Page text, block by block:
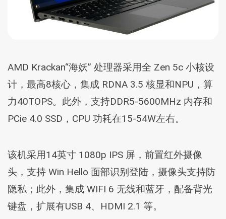
AMD Krackan“海妖” 处理器采用全 Zen 5c 小核设
计，最高8核心，集成 RDNA 3.5 核显和NPU，算
力40TOPS。此外，支持DDR5-5600MHz 内存和
PCie 4.0 SSD，CPU 功耗在15-54W左右。
该机采用14英寸 1080p IPS 屏，前置红外摄像
头，支持 Win Hello 面部识别登陆，摄像头支持防
隐私；此外，集成 WIFI 6 无线和蓝牙，配备背光
键盘，扩展有USB 4、HDMI 2.1 等。